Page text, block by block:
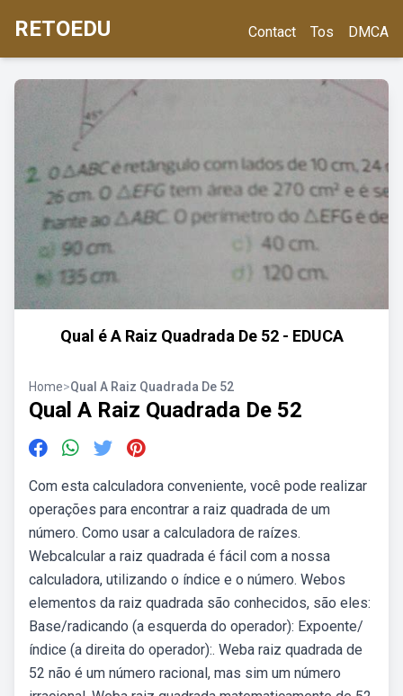
RETOEDU Contact Tos DMCA
Qual é A Raiz Quadrada De 52 - EDUCA
Home>Qual A Raiz Quadrada De 52
Qual A Raiz Quadrada De 52
Com esta calculadora conveniente, você pode realizar
operações para encontrar a raiz quadrada de um
número. Como usar a calculadora de raízes.
Webcalcular a raiz quadrada é fácil com a nossa
calculadora, utilizando o índice e o número. Webos
elementos da raiz quadrada são conhecidos, são eles:
Base/radicando (a esquerda do operador): Expoente/
índice (a direita do operador):. Weba raiz quadrada de
52 não é um número racional, mas sim um número